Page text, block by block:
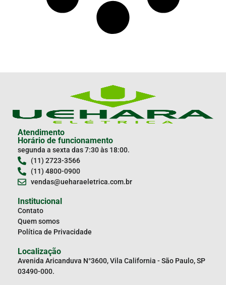
Atendimento
Horário de funcionamento
segunda a sexta das 7:30 às 18:00.
(11) 2723-3566
(11) 4800-0900
vendas@ueharaeletrica.com.br
Institucional
Contato
Quem somos
Política de Privacidade
Localização
Avenida Aricanduva N°3600, Vila California - São Paulo, SP
03490-000.